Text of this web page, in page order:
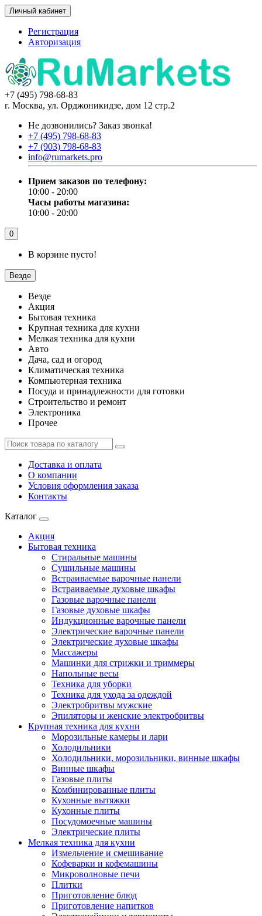
Личный кабинет
Регистрация
Авторизация
+7 (495) 798-68-83
г. Москва, ул. Орджоникидзе, дом 12 стр.2
Не дозвонились? Заказ звонка!
+7 (495) 798-68-83
+7 (903) 798-68-83
info@rumarkets.pro
Прием заказов по телефону:
10:00 - 20:00
Часы работы магазина:
10:00 - 20:00
0
В корзине пусто!
Везде
Везде
Акция
Бытовая техника
Крупная техника для кухни
Мелкая техника для кухни
Авто
Дача, сад и огород
Климатическая техника
Компьютерная техника
Посуда и принадлежности для готовки
Строительство и ремонт
Электроника
Прочее
Доставка и оплата
О компании
Условия оформления заказа
Контакты
Каталог
Акция
Бытовая техника
Стиральные машины
Сушильные машины
Встраиваемые варочные панели
Встраиваемые духовые шкафы
Газовые варочные панели
Газовые духовые шкафы
Индукционные варочные панели
Электрические варочные панели
Электрические духовые шкафы
Массажеры
Машинки для стрижки и триммеры
Напольные весы
Техника для уборки
Техника для ухода за одеждой
Электробритвы мужские
Эпиляторы и женские электробритвы
Крупная техника для кухни
Морозильные камеры и лари
Холодильники
Холодильники, морозильники, винные шкафы
Винные шкафы
Газовые плиты
Комбинированные плиты
Кухонные вытяжки
Кухонные плиты
Посудомоечные машины
Электрические плиты
Мелкая техника для кухни
Измельчение и смешивание
Кофеварки и кофемашины
Микроволновые печи
Плитки
Приготовление блюд
Приготовление напитков